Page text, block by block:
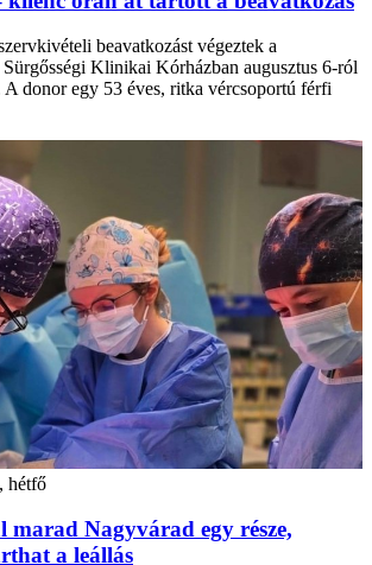
beavatkozást végeztek a
Klinikai Kórházban augusztus 6-ról
A donor egy 53 éves, ritka vércsoportú férfi
hétfő
marad Nagyvárad egy része,
a leállás